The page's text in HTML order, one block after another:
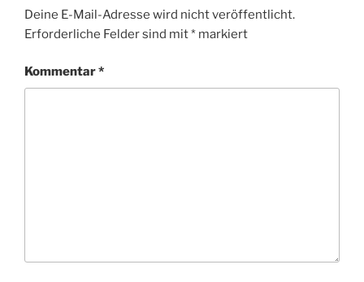
Deine E-Mail-Adresse wird nicht veröffentlicht.
Erforderliche Felder sind mit* markiert
Kommentar*